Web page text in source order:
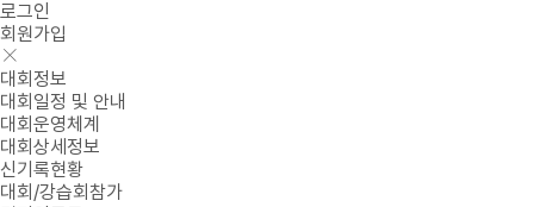
로그인
회원가입
대회정보
대회일정 및 안내
대회운영체계
대회상세정보
신기록현황
대회/강습회참가